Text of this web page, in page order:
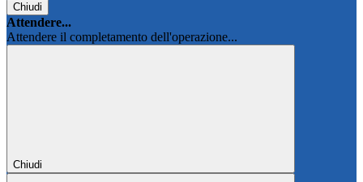
Chiudi
Attendere...
Attendere il completamento dell'operazione...
Chiudi